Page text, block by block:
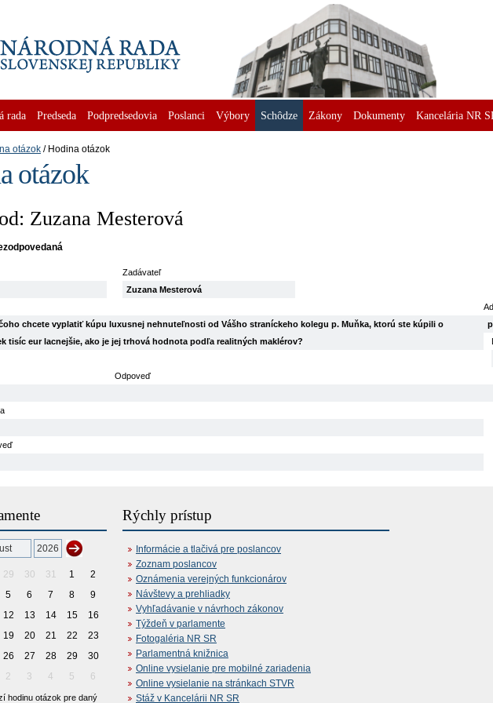
rada Predseda Podpredsedovia Poslanci Výbory Schôdze Zákony Dokumenty Kancelária NR
otázok Hodina otázok
otázok
Zuzana Mesterová
Zadávateľ
Zuzana Mesterová
chcete vyplatiť kúpu luxusnej nehnuteľnosti od Vášho straníckeho kolegu p. Muňka, ktorú ste kúpili o
tisíc eur lacnejšie, ako je jej trhová hodnota podľa realitných maklérov?
Odpoveď
29 30 31 1
2
5 6 7 8
9
12 13 14 15
16
19 20 21 22
23
26 27 28 29
30
2 3 4 5 6
hodinu otázok pre daný
Rýchly prístup
Informácie a tlačivá pre poslancov
Zoznam poslancov
Oznámenia verejných funkcionárov
Návštevy a prehliadky
Vyhľadávanie v návrhoch zákonov
Týždeň v parlamente
Fotogaléria NR SR
Parlamentná knižnica
Online vysielanie pre mobilné zariadenia
Online vysielanie na stránkach STVR
Stáž v Kancelárii NR SR